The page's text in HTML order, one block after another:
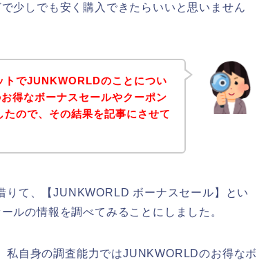
少しでも安く購入できたらいいと思いません
トでJUNKWORLDのことについ
得なボーナスセールやクーポン
ので、その結果を記事にさせて
りて、【JUNKWORLD ボーナスセール】とい
ルの情報を調べてみることにしました。
私自身の調査能力ではJUNKWORLDのお得なボ